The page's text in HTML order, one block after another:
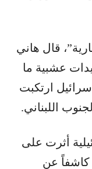
قال هاني
عشبية ما
ارتكبت
اللبناني.
أثرت على
كاشفاً عن